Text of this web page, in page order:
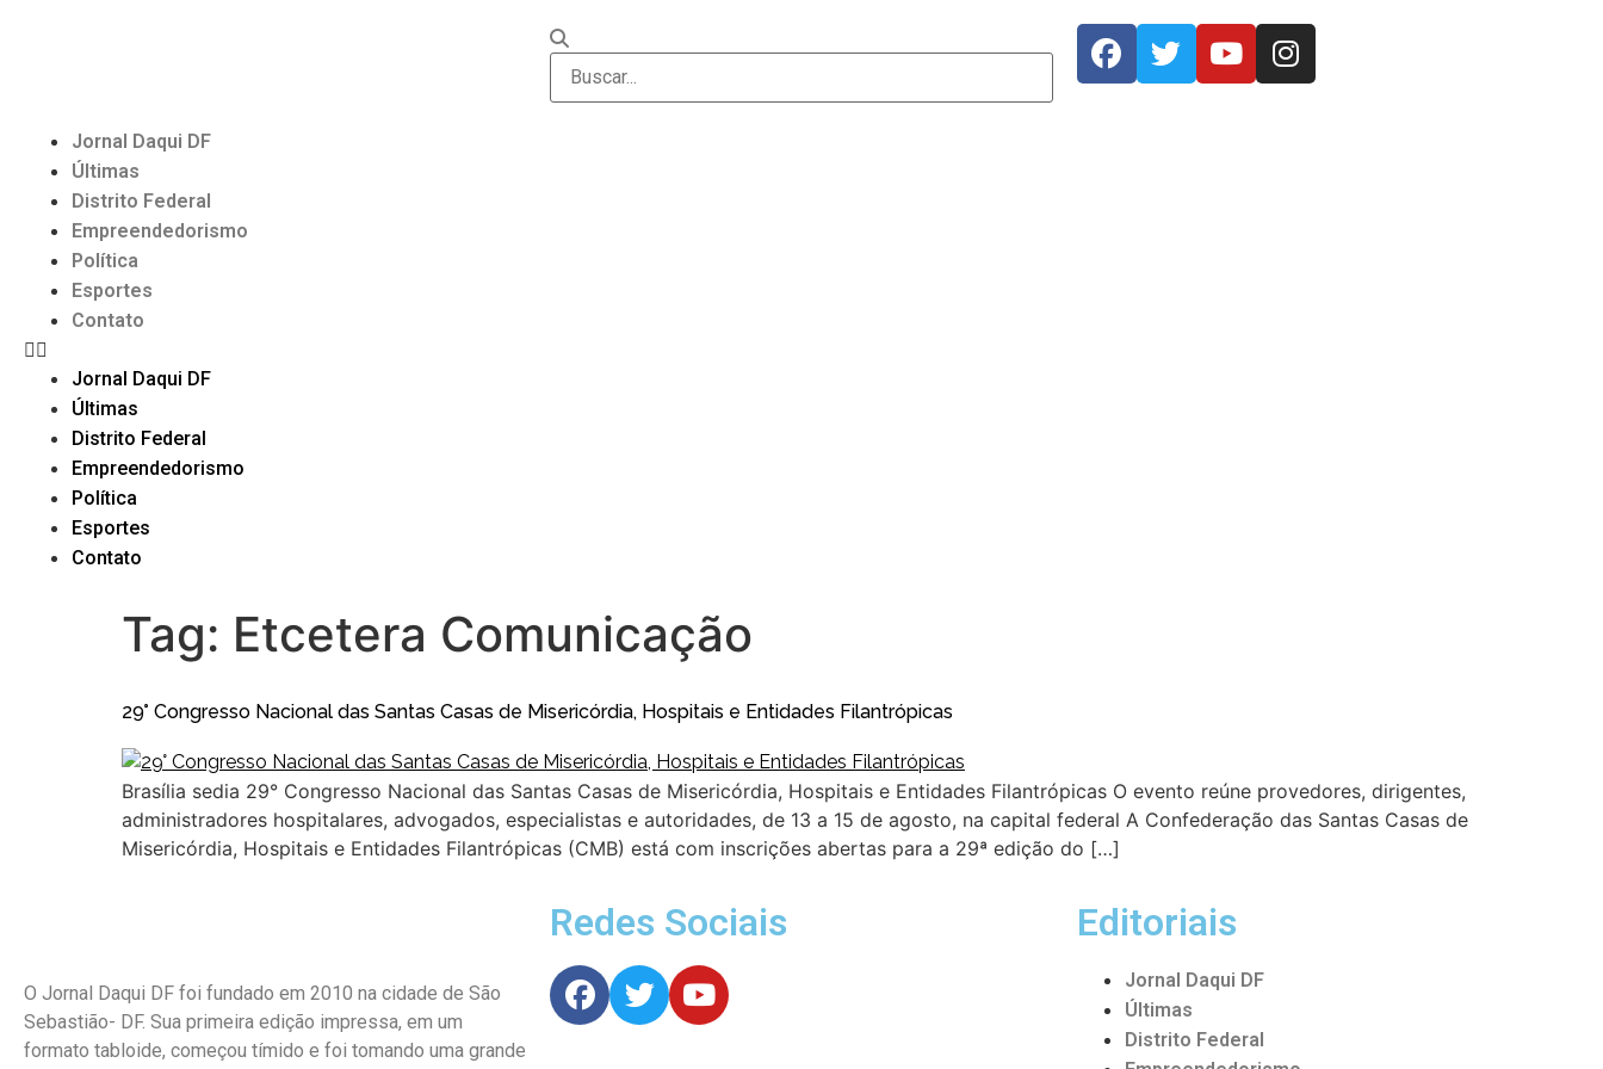
Jornal Daqui DF
Últimas
Distrito Federal
Empreendedorismo
Política
Esportes
Contato
Jornal Daqui DF
Últimas
Distrito Federal
Empreendedorismo
Política
Esportes
Contato
Tag: Etcetera Comunicação
29° Congresso Nacional das Santas Casas de Misericórdia, Hospitais e Entidades Filantrópicas
Brasília sedia 29° Congresso Nacional das Santas Casas de Misericórdia, Hospitais e Entidades Filantrópicas O evento reúne provedores, dirigentes,
administradores hospitalares, advogados, especialistas e autoridades, de 13 a 15 de agosto, na capital federal A Confederação das Santas Casas de
Misericórdia, Hospitais e Entidades Filantrópicas (CMB) está com inscrições abertas para a 29ª edição do […]
O Jornal Daqui DF foi fundado em 2010 na cidade de São
Sebastião- DF. Sua primeira edição impressa, em um
formato tabloide, começou tímido e foi tomando uma grande
Redes Sociais Editoriais
Jornal Daqui DF
Últimas
Distrito Federal